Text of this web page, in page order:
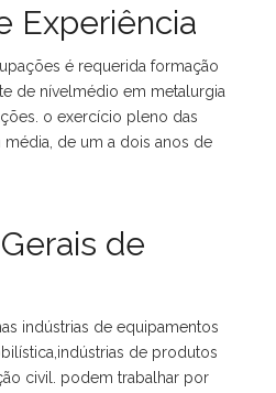
Experiência
é requerida formação
de nívelmédio em metalurgia
o exercício pleno das
média, de um a dois anos de
de
indústrias de equipamentos
de produtos
civil. podem trabalhar por